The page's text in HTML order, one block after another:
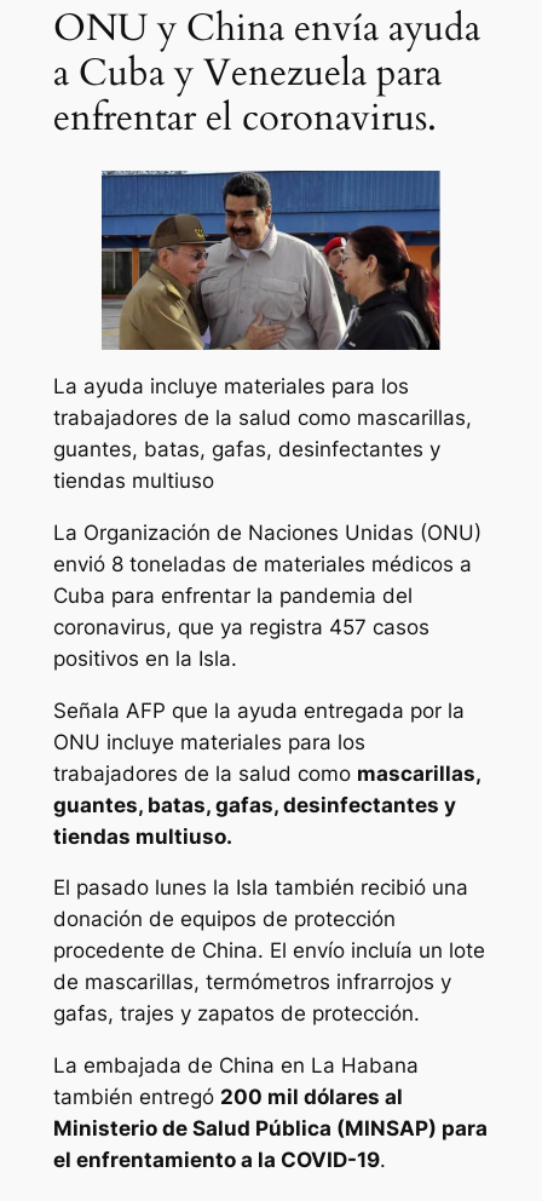
ONU y China envía ayuda
a Cuba y Venezuela para
enfrentar el coronavirus.
La ayuda incluye materiales para los
trabajadores de la salud como mascarillas,
guantes, batas, gafas, desinfectantes y
tiendas multiuso
La Organización de Naciones Unidas (ONU)
envió 8 toneladas de materiales médicos a
Cuba para enfrentar la pandemia del
coronavirus, que ya registra 457 casos
positivos en la Isla.
Señala AFP que la ayuda entregada por la
ONU incluye materiales para los
trabajadores de la salud como mascarillas,
guantes, batas, gafas, desinfectantes y
tiendas multiuso.
El pasado lunes la Isla también recibió una
donación de equipos de protección
procedente de China. El envío incluía un lote
de mascarillas, termómetros infrarrojos y
gafas, trajes y zapatos de protección.
La embajada de China en La Habana
también entregó 200 mil dólares al
Ministerio de Salud Pública (MINSAP) para
el enfrentamiento a la COVID-19.